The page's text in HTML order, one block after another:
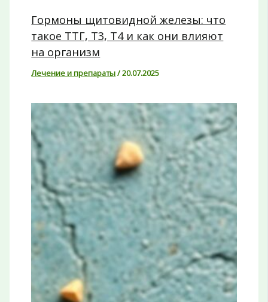
Гормоны щитовидной железы: что
такое ТТГ, Т3, Т4 и как они влияют
на организм
Лечение и препараты/20.07.2025